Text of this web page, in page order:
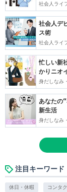
社会人ライ
社会人デ
ス術
社会人ライ
忙しい新
かりニオ
身だしなみ
あなたの
新生活
身だしなみ
注目キーワード
休日・休暇 コンタ